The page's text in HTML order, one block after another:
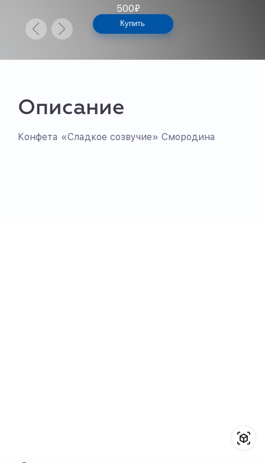
500₽
Купить
Описание
Конфета «Сладкое созвучие» Смородина